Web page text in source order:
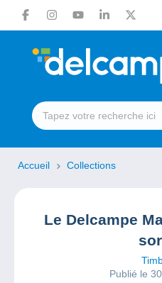
Accueil Collections
Le Delcampe
Publié le